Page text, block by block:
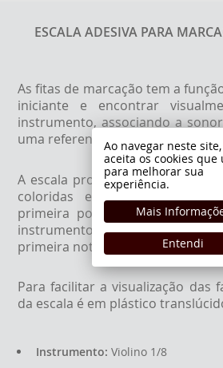
ESCALA ADESIVA PARA
As fitas de marcação tem a
iniciante e encontrar
instrumento, associando a
uma referencia tátil e visual.
A escala pronta da First Fret
coloridas e na distância
primeira posição. Basta
instrumento e posicionar
primeira nota.
Para facilitar a visualização das
da escala é em plástico
Instrumento: Violino 1/8
Ao navegar neste
aceita os cookies que
para melhorar sua
experiência.
Mais
Entendi